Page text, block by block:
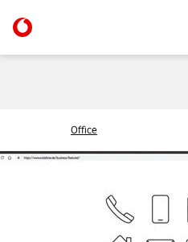
Office